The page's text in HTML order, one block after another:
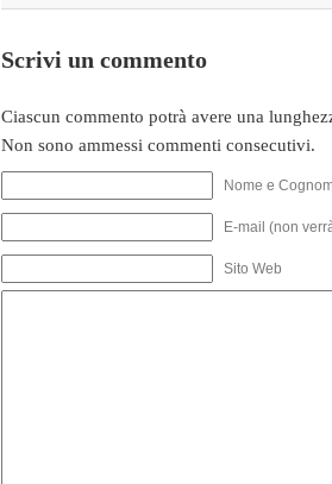
Scrivi un commento
Ciascun commento potrà avere una
Non sono ammessi commenti consecutivi.
Nome e
E-mail (non
Sito Web